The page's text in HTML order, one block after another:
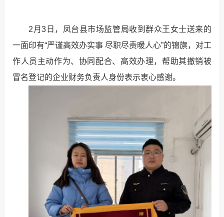
2月3日，凤台县市场监管局收到群众王女士送来的
一面印有“严谨高效办实事 尽职尽责暖人心”的锦旗，对工
作人员主动作为、协同配合、高效办理，帮助其撤销被
冒名登记的企业财务负责人身份表示衷心感谢。